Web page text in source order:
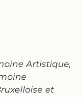
Artistique,
et